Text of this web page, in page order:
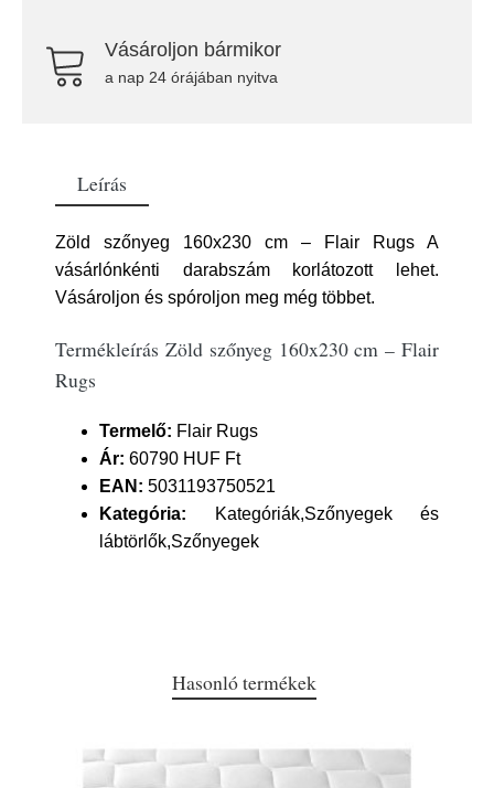
Vásároljon bármikor
a nap 24 órájában nyitva
Leírás
Zöld szőnyeg 160x230 cm – Flair Rugs A
vásárlónkénti darabszám korlátozott lehet.
Vásároljon és spóroljon meg még többet.
Termékleírás Zöld szőnyeg 160x230 cm – Flair
Rugs
Termelő: Flair Rugs
Ár: 60790 HUF Ft
EAN: 5031193750521
Kategória: Kategóriák,Szőnyegek és
lábtörlők,Szőnyegek
Hasonló termékek